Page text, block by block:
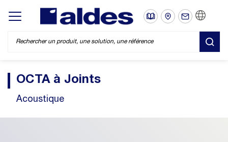
Display/hide main menu
OCTA à Joints
Acoustique